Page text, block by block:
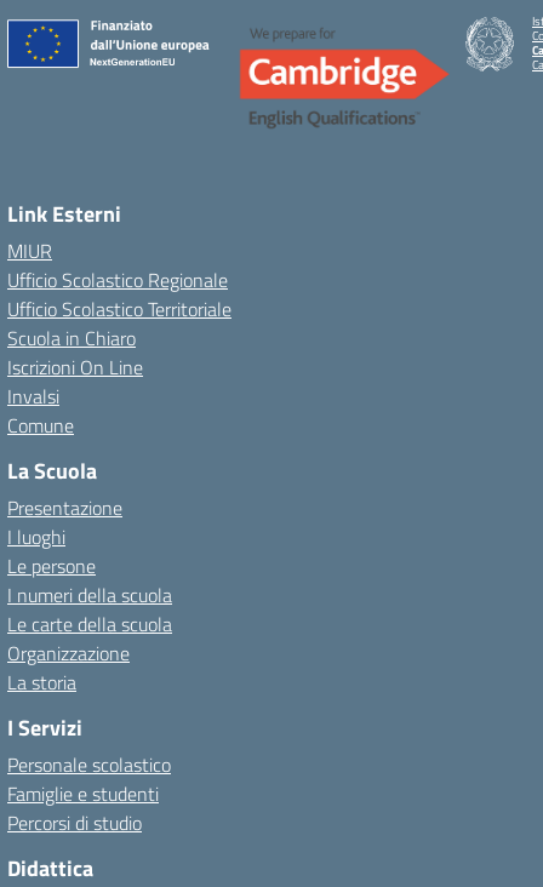
Link Esterni
MIUR
Ufficio Scolastico Regionale
Ufficio Scolastico Territoriale
Scuola in Chiaro
Iscrizioni On Line
Invalsi
Comune
La Scuola
Presentazione
I luoghi
Le persone
I numeri della scuola
Le carte della scuola
Organizzazione
La storia
I Servizi
Personale scolastico
Famiglie e studenti
Percorsi di studio
Didattica